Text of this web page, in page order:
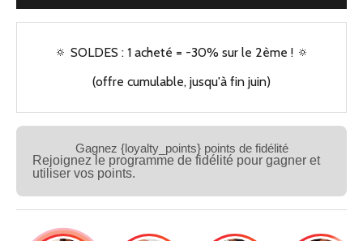
🔅 SOLDES : 1 acheté = -30% sur le 2ème ! 🔅
(offre cumulable, jusqu'à fin juin)
Gagnez {loyalty_points} points de fidélité
Rejoignez le programme de fidélité pour gagner et
utiliser vos points.